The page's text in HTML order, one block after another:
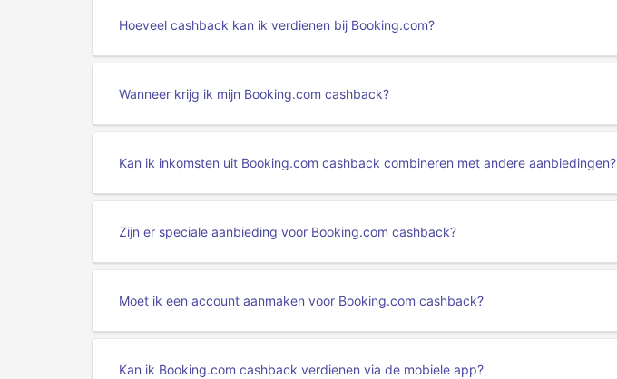
Hoeveel cashback kan ik verdienen bij Booking.com?
Wanneer krijg ik mijn Booking.com cashback?
Kan ik inkomsten uit Booking.com cashback combineren met andere aanbiedingen?
Zijn er speciale aanbieding voor Booking.com cashback?
Moet ik een account aanmaken voor Booking.com cashback?
Kan ik Booking.com cashback verdienen via de mobiele app?